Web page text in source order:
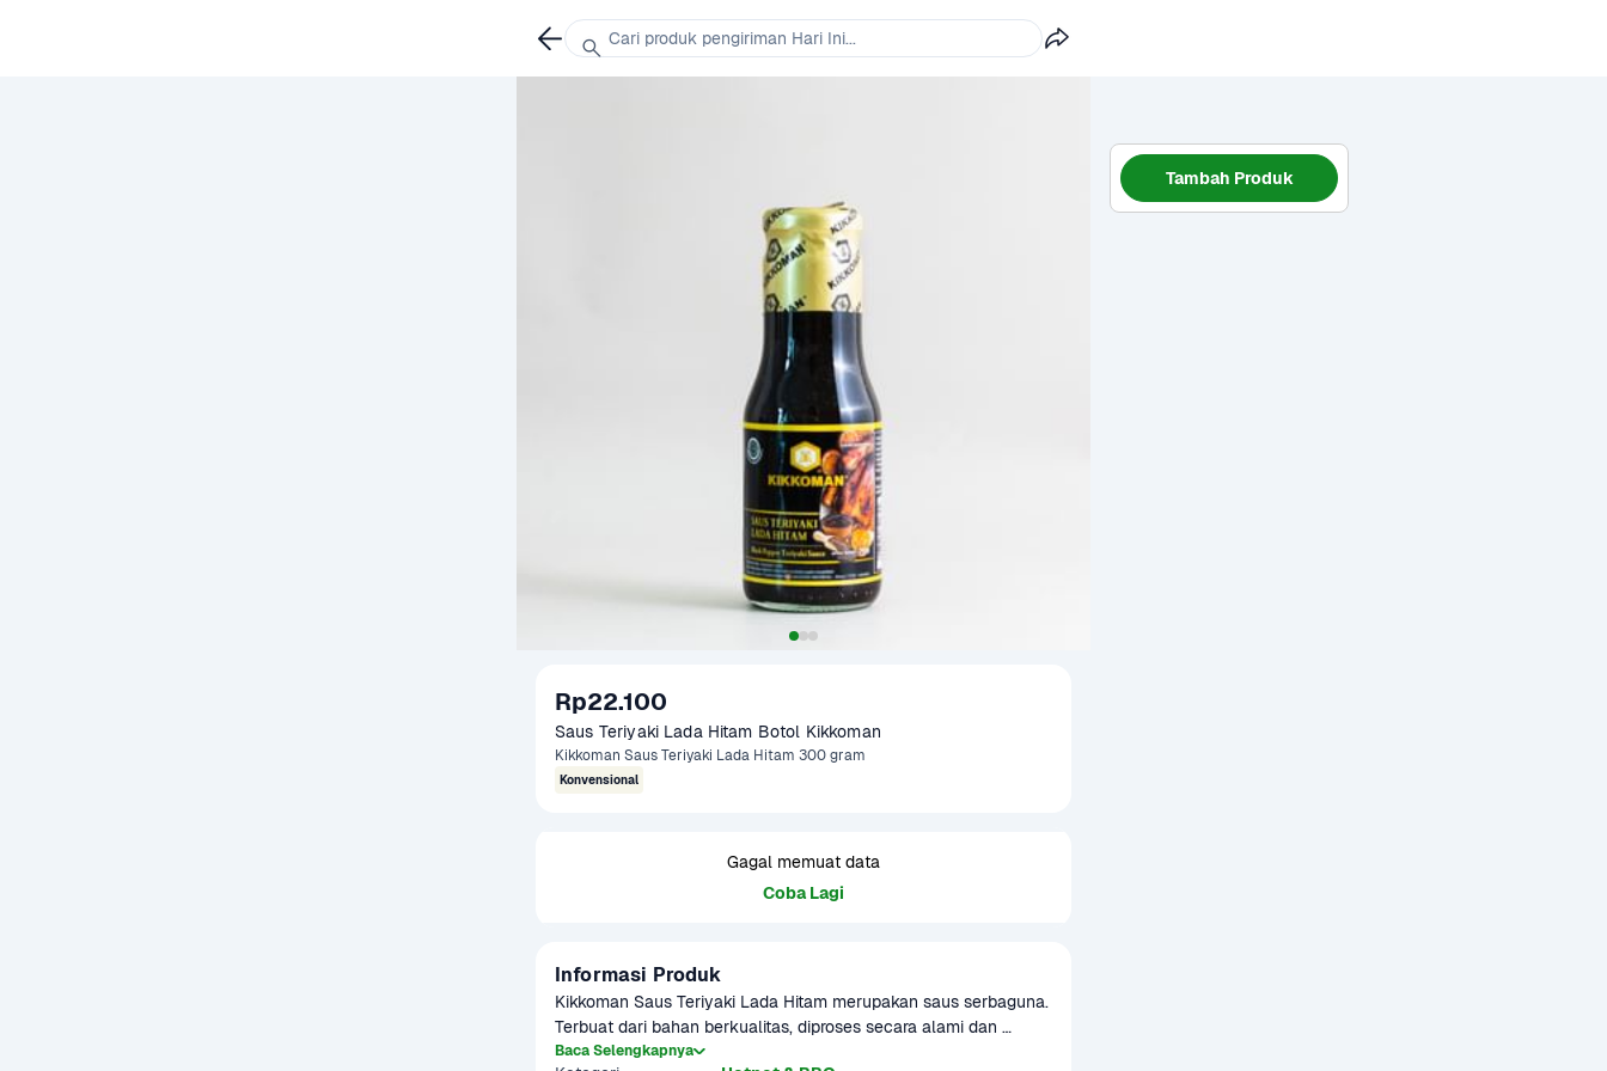
Rp22.100
Saus Teriyaki Lada Hitam Botol Kikkoman
Kikkoman Saus Teriyaki Lada Hitam 300 gram
Konvensional
Gagal memuat data
Coba Lagi
Informasi Produk
Kikkoman Saus Teriyaki Lada Hitam merupakan saus serbaguna.
Terbuat dari bahan berkualitas, diproses secara alami dan
higienis. Sehingga menghasilkan rasa khas saus teriyaki yang
Baca Selengkapnya
Tambah Produk
Cari produk pengiriman Hari Ini...